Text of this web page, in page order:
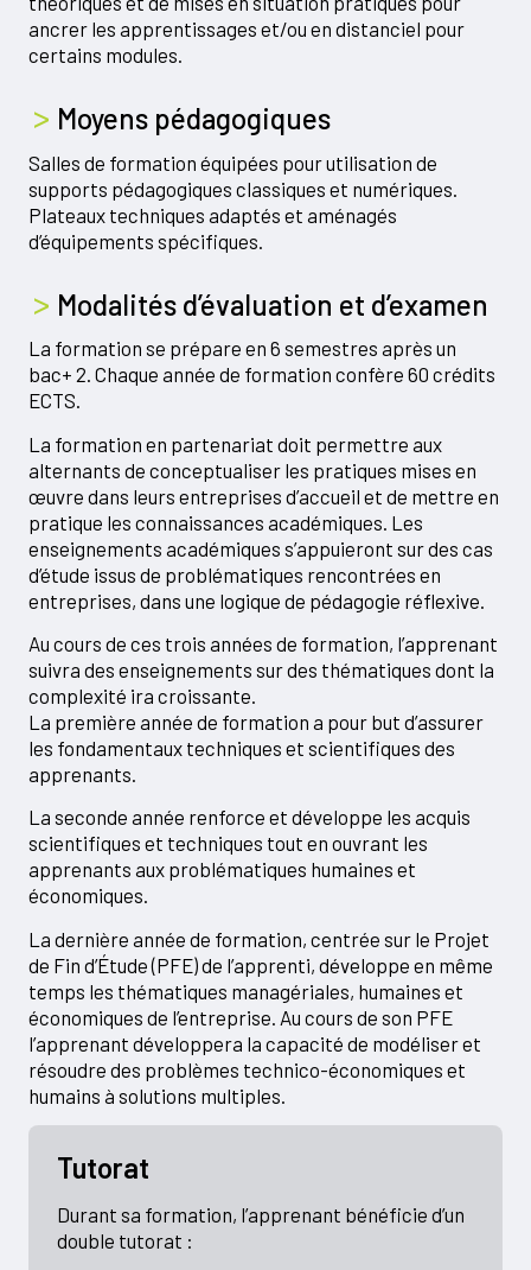
ancrer les apprentissages et/ou en distanciel pour
certains modules.
Moyens pédagogiques
Salles de formation équipées pour utilisation de
supports pédagogiques classiques et numériques.
Plateaux techniques adaptés et aménagés
d’équipements spécifiques.
Modalités d’évaluation et d’examen
La formation se prépare en 6 semestres après un
bac+ 2. Chaque année de formation confère 60 crédits
ECTS.
La formation en partenariat doit permettre aux
alternants de conceptualiser les pratiques mises en
œuvre dans leurs entreprises d’accueil et de mettre en
pratique les connaissances académiques. Les
enseignements académiques s’appuieront sur des cas
d’étude issus de problématiques rencontrées en
entreprises, dans une logique de pédagogie réflexive.
Au cours de ces trois années de formation, l’apprenant
suivra des enseignements sur des thématiques dont la
complexité ira croissante.
La première année de formation a pour but d’assurer
les fondamentaux techniques et scientifiques des
apprenants.
La seconde année renforce et développe les acquis
scientifiques et techniques tout en ouvrant les
apprenants aux problématiques humaines et
économiques.
La dernière année de formation, centrée sur le Projet
de Fin d’Étude (PFE) de l’apprenti, développe en même
temps les thématiques managériales, humaines et
économiques de l’entreprise. Au cours de son PFE
l’apprenant développera la capacité de modéliser et
résoudre des problèmes technico-économiques et
humains à solutions multiples.
Tutorat
Durant sa formation, l’apprenant bénéficie d’un
double tutorat :